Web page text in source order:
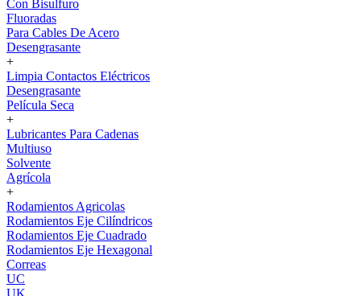
Con Bisulfuro
Fluoradas
Para Cables De Acero
Desengrasante
+
Limpia Contactos Eléctricos
Desengrasante
Película Seca
+
Lubricantes Para Cadenas
Multiuso
Solvente
Agrícola
+
Rodamientos Agricolas
Rodamientos Eje Cilíndricos
Rodamientos Eje Cuadrado
Rodamientos Eje Hexagonal
Correas
UC
UK